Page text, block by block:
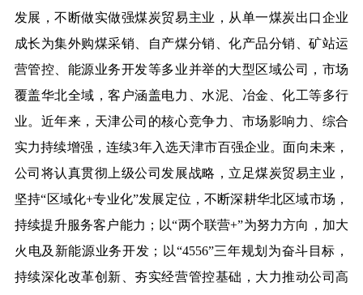
发展，不断做实做强煤炭贸易主业，从单一煤炭出口企业
成长为集外购煤采销、自产煤分销、化产品分销、矿站运
营管控、能源业务开发等多业并举的大型区域公司，市场
覆盖华北全域，客户涵盖电力、水泥、冶金、化工等多行
业。近年来，天津公司的核心竞争力、市场影响力、综合
实力持续增强，连续3年入选天津市百强企业。面向未来，
公司将认真贯彻上级公司发展战略，立足煤炭贸易主业，
坚持“区域化+专业化”发展定位，不断深耕华北区域市场，
持续提升服务客户能力；以“两个联营+”为努力方向，加大
火电及新能源业务开发；以“4556”三年规划为奋斗目标，
持续深化改革创新、夯实经营管控基础，大力推动公司高